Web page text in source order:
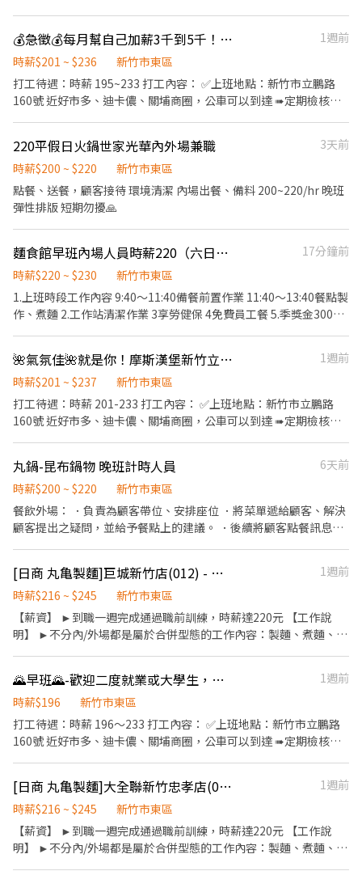
鎖ZENSHO集團，我們的理念是"消滅世界的飢餓和貧困"，目標是
成為全球第一的連鎖餐飲集團。 我們堅持使用安全及高品質的食
舒適衛生的用餐環境、熱情用心的服務態度、平實親民的誠懇價
格，強調食品安全，顧客安心。不論是單獨一人、與家人一起、朋
友一起，皆可享受用餐的樂趣。
💰急徵💰每月幫自己加薪3千到5千！歡迎園區下班後來輕鬆打工喔！學生下課快來一起加入-摩斯漢堡新竹立鵬店誠徵晚班（廚房助手/收銀員）
1週前
時薪$201 ~ $236
新竹市東區
打工待遇：時薪 195~233 打工內容： ✅上班地點：新竹市立鵬路
160號 近好市多、迪卡儂、關埔商圈，公車可以到達 ➠定期檢核，
房環境 ✅員工福利 半價餐飲！超划算！ 在職第二個月起，每月免費
漢堡2個 有勞健保！照政府規定走，每日薪資清清楚楚 免費制服！
衣服變大變小變髒都可以再換新 國定假日！薪資DOUBLE！雙倍薪
水！做一天低兩天！ 年度獎金！把特休換成錢！做越久，領越多！
220平假日火鍋世家光華內外場兼職
3天前
時薪$200 ~ $220
新竹市東區
點餐、送餐，顧客接待 環境清潔 內場出餐、備料 200~220/hr 晚班
彈性排版 短期勿擾🙏
麵食館早班內場人員時薪220（六日固定休假）
17分鐘前
時薪$220 ~ $230
新竹市東區
1.上班時段工作內容 9:40～11:40備餐前置作業 11:40～13:40餐點製
作、煮麵 2.工作站清潔作業 3享勞健保 4免費員工餐 5.季獎金3000
🌺氣氛佳🌺就是你！摩斯漢堡新竹立鵬店 誠徵長期工作夥伴（早/晚/打烊/假日班）
1週前
時薪$201 ~ $237
新竹市東區
打工待遇：時薪 201-233 打工內容： ✅上班地點：新竹市立鵬路
160號 近好市多、迪卡儂、關埔商圈，公車可以到達 ➠定期檢核，
房環境 ✅員工福利 半價餐飲！超划算！ 在職第二個月起，每月免費
漢堡2個 有勞健保！照政府規定走，每日薪資清清楚楚 免費制服！
衣服變大變小變髒都可以再換新 國定假日！薪資DOUBLE！雙倍薪
水！做一天低兩天！ 年度獎金！把特休換成錢！做越久，領越多！
丸鍋-昆布鍋物 晚班計時人員
6天前
時薪$200 ~ $220
新竹市東區
餐飲外場： ．負責為顧客帶位、安排座位 ．將菜單遞給顧客、解決
顧客提出之疑問，並給予餐點上的建議。 ．後續將顧客點餐訊息通
負責洗、剝、削、切各種食材。 ．負責清理工作環境、設備和餐
具。 ．準備不同餐點所需要的食材。 ．協助測量食材的容量與重
量。 ．負責擺盤、打包外帶服務。
[日商 丸亀製麵]巨城新竹店(012) - 長期兼職夥伴/廚助/工讀生/彈性排班
1週前
時薪$216 ~ $245
新竹市東區
【薪資】 ►到職一週完成通過職前訓練，時薪達220元 【工作說
明】 ►不分內/外場都是屬於合併型態的工作內容：製麵、煮麵、製
時請於主管確認排班時間） 【薪資福利】 1. 提供員工餐。 2. 國定假
日雙倍薪。 3. 提供優秀同仁績效獎金。 4. 久任獎金 5. 生日禮卷 6.
滿年資享特休假 7.福委會福利補助 ★★多項福利歡迎您加入我們
★★ 總是提供好吃日式餐飲的公司 台灣東利多(丸亀製麵)
🌄早班🌄-歡迎二度就業或大學生，想要利用早上的時間的夥伴！摩斯漢堡新竹立鵬店 誠徵早中班
1週前
時薪$196
新竹市東區
打工待遇：時薪 196～233 打工內容： ✅上班地點：新竹市立鵬路
160號 近好市多、迪卡儂、關埔商圈，公車可以到達 ➠定期檢核，
房環境 ✅員工福利 半價餐飲！超划算！ 在職第二個月起，每月免費
漢堡2個 有勞健保！照政府規定走，每日薪資清清楚楚 免費制服！
衣服變大變小變髒都可以再換新 國定假日！薪資DOUBLE！雙倍薪
水！做一天低兩天！ 年度獎金！把特休換成錢！做越久，領越多！
升遷制度！上班表現優良可升遷為計時主管
[日商 丸亀製麵]大全聯新竹忠孝店(034)- 長期兼職夥伴/工讀生/彈性排班
1週前
時薪$216 ~ $245
新竹市東區
【薪資】 ►到職一週完成通過職前訓練，時薪達220元 【工作說
明】 ►不分內/外場都是屬於合併型態的工作內容：製麵、煮麵、製